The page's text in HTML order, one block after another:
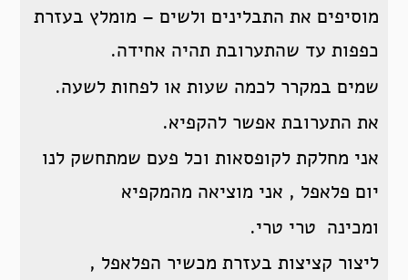
מוסיפים את התבלינים ולשים – מומלץ בעזרת
כפפות עד שהתערובת תהיה אחידה.
שמים במקרר לכמה שעות או לפחות לשעה.
את התערובת אפשר להקפיא.
אני מחלקת לקופסאות וכל פעם שמתחשק לנו
יום פלאפל , אני מוציאה מהמקפיא
ומכינה טרי טרי.
ליצור קציצות בעזרת מכשיר הפלאפל ,